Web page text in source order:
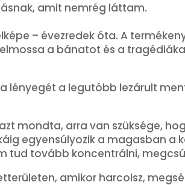
amit nemrég láttam.
– évezredek óta. A
a bánatot és a
lényegét a legutóbb lezárult
mondta, arra van szüksége,
egyensúlyozik a magasban a
tovább koncentrálni,
amikor harcolsz,